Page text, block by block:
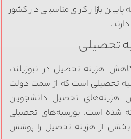
بازار کاری مناسبی در کشور
تحصیلی
هزینه تحصیل در نیوزیلند،
تحصیلی است که از سمت دولت
تحصیل دانشجویان
شده است. بورسیه‌های تحصیلی
از هزینه تحصیل را پوشش